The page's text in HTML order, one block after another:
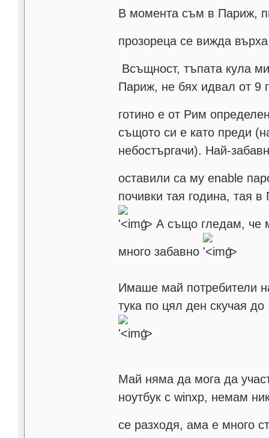
В момента съм в Париж,
прозореца се вижда
Всъщност, тъпата кула
Париж, не бях идвал от 9
готино е от Рим
същото си е като преди
небостъргачи). Най-
оставили са му enable
почивки тая година, тая
'> А също гледам, че
много забавно '>
Имаше май потребители
тука по цял ден скучая
'>
Май няма да мога да
ноутбук с winxp, немам
се разходя, ама е много